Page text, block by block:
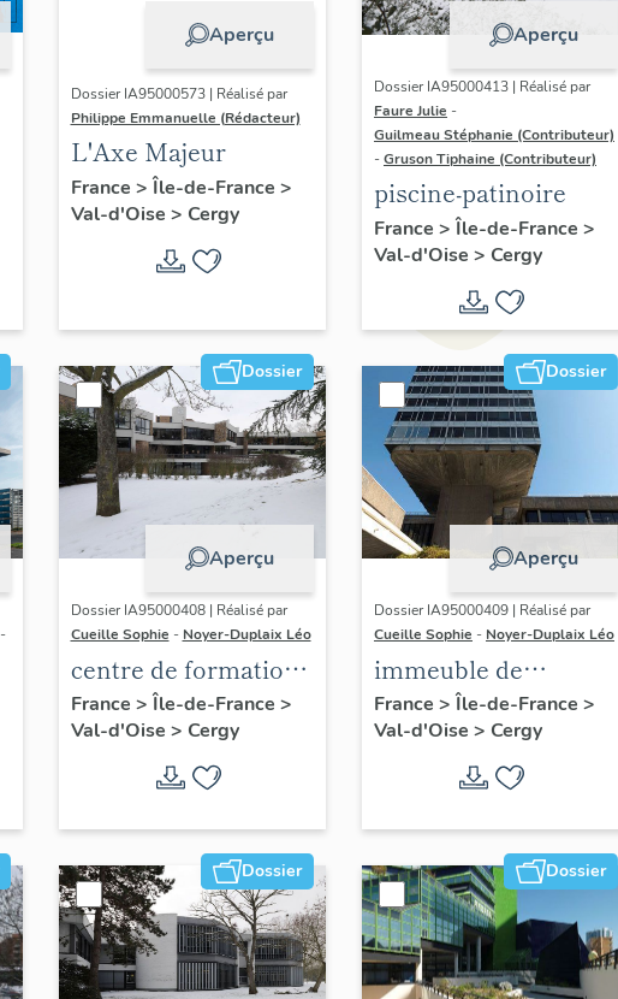
Aperçu
Dossier IA95000573 | Réalisé par
Philippe Emmanuelle (Rédacteur)
L'Axe Majeur
France > Île-de-France >
Val-d'Oise > Cergy
Aperçu
Dossier IA95000413 | Réalisé par
Faure Julie -
Guilmeau Stéphanie (Contributeur)
-Gruson Tiphaine (Contributeur)
piscine-patinoire
France > Île-de-France >
Val-d'Oise > Cergy
-
Dossier
Aperçu
Dossier IA95000408 | Réalisé par
Cueille Sophie - Noyer-Duplaix Léo
centre de formation
des banques
populaires, Chambre
de Métiers et de
l'Artisanat du Val
d'Oise
France > Île-de-France >
Val-d'Oise > Cergy
Dossier
Aperçu
Dossier IA95000409 | Réalisé par
Cueille Sophie - Noyer-Duplaix Léo
immeuble de
bureaux dit Tour
EDF-GDF
France > Île-de-France >
Val-d'Oise > Cergy
Dossier Dossier